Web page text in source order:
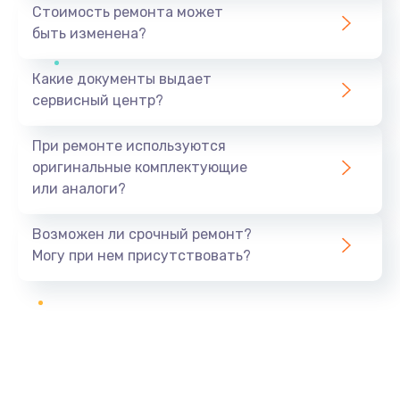
Стоимость ремонта может
быть изменена?
Какие документы выдает
сервисный центр?
При ремонте используются
оригинальные комплектующие
или аналоги?
Возможен ли срочный ремонт?
Могу при нем присутствовать?